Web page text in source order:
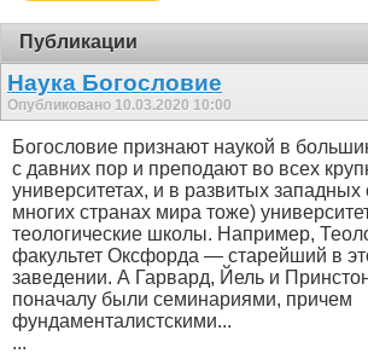
Публикации
Наука Богословие
Опубликовано 10.03.2020 10:00
Богословие признают наукой в
с давних пор и преподают во всех
университетах, и в развитых западных
многих странах мира тоже)
теологические школы. Например,
факультет Оксфорда — старейший в
заведении. А Гарвард, Йель и
поначалу были семинариями, причем
фундаменталистскими...
...